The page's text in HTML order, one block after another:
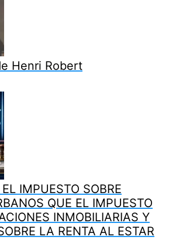
Henri Robert
IMPUESTO SOBRE
QUE EL IMPUESTO
INMOBILIARIAS Y
LA RENTA AL ESTAR